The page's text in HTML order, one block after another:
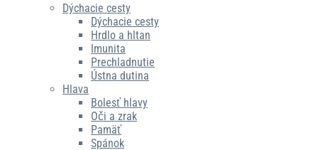
Dýchacie cesty
Dýchacie cesty
Hrdlo a hltan
Imunita
Prechladnutie
Ústna dutina
Hlava
Bolesť hlavy
Oči a zrak
Pamäť
Spánok